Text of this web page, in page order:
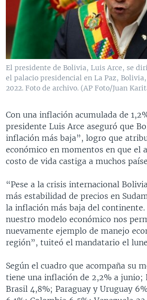
VENEZUELA
BRASIL
NICARAGUA
ECONOMÍA
ENTRETENIMIENTO Y CULTURA
TECNOLOGÍA
DEPORTES
CIENCIA Y SALUD
MULTIMEDIA
VIDEOS
FOTOGRAFÍA
AUDIOS
PROGRAMAS TV
EL MUNDO AL DÍA
FORO INTERAMERICANO
VISIÓN 360
PANORAMA
RADIO
AVANCE INFORMATIVO
AUDIONOTICIAS
ESTADOS UNIDOS AL DÍA
EL MUNDO AL DÍA [RADIO]
FORO [RADIO]
DEPORTIVO INTERNACIONAL
NOTA ECONÓMICA
ENTRETENIMIENTO
DIRECT
DOCUMENTALES DE LA VOA
SÍGANOS
El presidente de Bolivia, Luis Arce, se
el palacio presidencial en La Paz,
2022. Foto de archivo. (AP Foto/Juan
Con una inflación acumulada de
presidente Luis Arce aseguró que
inflación más baja”, logro que
económico en momentos en que el
costo de vida castiga a muchos
“Pese a la crisis internacional
más estabilidad de precios en
la inflación más baja del continente.
nuestro modelo económico nos
nuevamente ejemplo de manejo
región”, tuiteó el mandatario el
Según el cuadro que acompaña su
tiene una inflación de 2,2% a junio;
Brasil 4,8%; Paraguay y Uruguay